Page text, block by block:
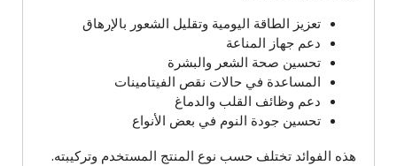
تعزيز الطاقة اليومية وتقليل الشعور بالإرهاق
دعم جهاز المناعة
تحسين صحة الشعر والبشرة
المساعدة في حالات نقص الفيتامينات
دعم وظائف القلب والدماغ
تحسين جودة النوم في بعض الأنواع
هذه الفوائد تختلف حسب نوع المنتج المستخدم وتركيبته.